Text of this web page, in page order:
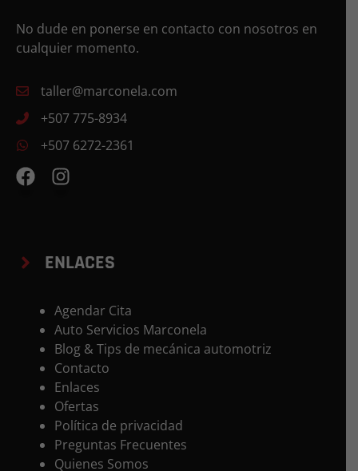
No dude en ponerse en contacto con nosotros en
cualquier momento.
taller@marconela.com
+507 775-8934
+507 6272-2361
ENLACES
Agendar Cita
Auto Servicios Marconela
Blog & Tips de mecánica automotriz
Contacto
Enlaces
Ofertas
Política de privacidad
Preguntas Frecuentes
Quienes Somos